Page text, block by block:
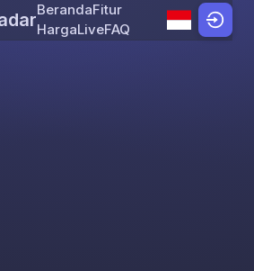
Skip to content
BerandaFitur
HargaLiveFAQ